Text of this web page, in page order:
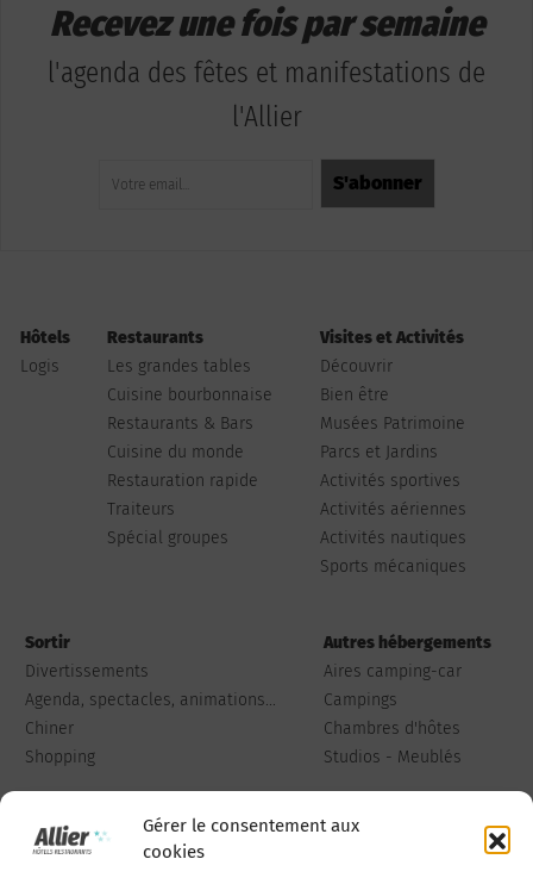
Gérer le consentement aux
cookies
Recevez une fois par semaine
l'agenda des fêtes et manifestations de
l'Allier
Hôtels
Logis
Restaurants
Les grandes tables
Cuisine bourbonnaise
Restaurants & Bars
Cuisine du monde
Restauration rapide
Traiteurs
Spécial groupes
Visites et Activités
Découvrir
Bien être
Musées Patrimoine
Parcs et Jardins
Activités sportives
Activités aériennes
Activités nautiques
Sports mécaniques
Sortir
Divertissements
Agenda, spectacles, animations...
Chiner
Shopping
Autres hébergements
Aires camping-car
Campings
Chambres d'hôtes
Studios - Meublés